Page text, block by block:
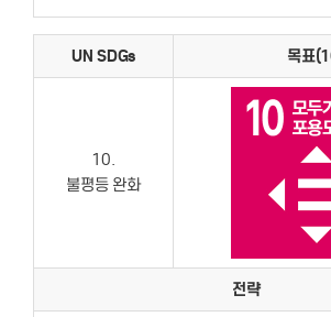
UN SDGs 목표
10.
불평등 완화
전략